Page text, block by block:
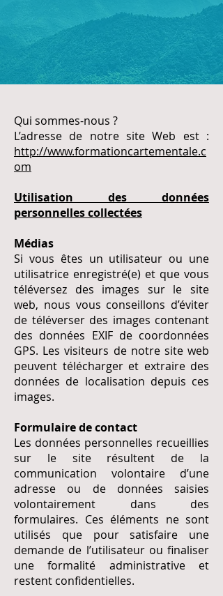
Qui sommes-nous ?
L’adresse de notre site Web est :
http://www.formationcartementale.c
om
Utilisation des données
personnelles collectées
Médias
Si vous êtes un utilisateur ou une
utilisatrice enregistré(e) et que vous
téléversez des images sur le site
web, nous vous conseillons d’éviter
de téléverser des images contenant
des données EXIF de coordonnées
GPS. Les visiteurs de notre site web
peuvent télécharger et extraire des
données de localisation depuis ces
images.
Formulaire de contact
Les données personnelles recueillies
sur le site résultent de la
communication volontaire d’une
adresse ou de données saisies
volontairement dans des
formulaires. Ces éléments ne sont
utilisés que pour satisfaire une
demande de l’utilisateur ou finaliser
une formalité administrative et
restent confidentielles.